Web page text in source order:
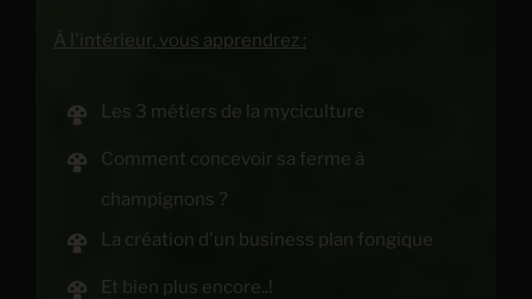
À l'intérieur, vous apprendrez :
Les 3 métiers de la myciculture
Comment concevoir sa ferme à
champignons ?
La création d'un business plan fongique
Et bien plus encore..!